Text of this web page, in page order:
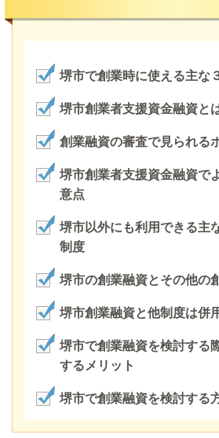
堺市で創業時に使える主な
堺市創業者支援資金融資と
創業融資の審査で見られる
堺市創業者支援資金融資で
意点
堺市以外にも利用できる主
制度
堺市の創業融資とその他の
堺市創業融資と他制度は併
堺市で創業融資を検討する
するメリット
堺市で創業融資を検討する